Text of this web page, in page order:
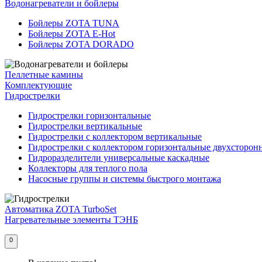
Водонагреватели и бойлеры
Бойлеры ZOTA TUNA
Бойлеры ZOTA E-Hot
Бойлеры ZOTA DORADO
Пеллетные камины
Комплектующие
Гидрострелки
Гидрострелки горизонтальные
Гидрострелки вертикальные
Гидрострелки с коллектором вертикальные
Гидрострелки с коллектором горизонтальные
Гидроразделители универсальные каскадные
Коллекторы для теплого пола
Насосные группы и системы быстрого монтажа
Автоматика ZOTA TurboSet
Нагревательные элементы ТЭНБ
0